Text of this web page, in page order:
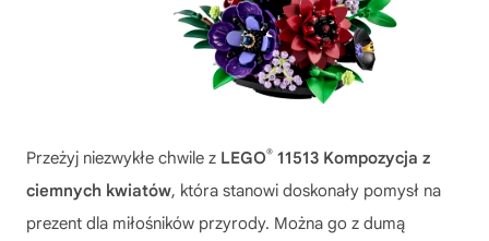
Przeżyj niezwykłe chwile z LEGO® 11513 Kompozycja z
ciemnych kwiatów, która stanowi doskonały pomysł na
prezent dla miłośników przyrody. Można go z dumą